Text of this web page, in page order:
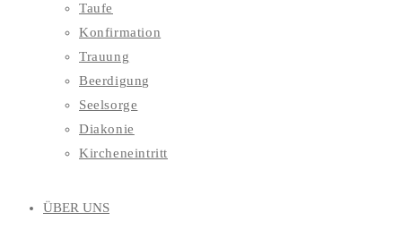
Taufe
Konfirmation
Trauung
Beerdigung
Seelsorge
Diakonie
Kircheneintritt
ÜBER UNS